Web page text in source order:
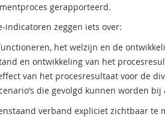
gerapporteerd.
indicatoren zeggen iets over:
het welzijn en de
en ontwikkeling van het
van het procesresultaat voor de
die gevolgd kunnen worden
verband expliciet zichtbaar te